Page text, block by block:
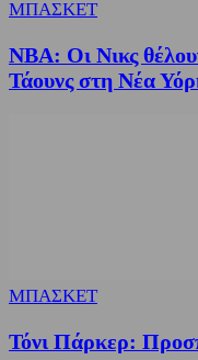
ΜΠΑΣΚΕΤ
NBA: Οι Νικς
Τάουνς στη Νέα
ΜΠΑΣΚΕΤ
Τόνι Πάρκερ: